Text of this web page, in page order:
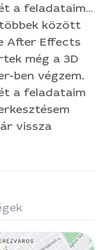
a feladataim
vissza
között
After Effects
még a 3D
ben végzem.
a feladataim
vissza